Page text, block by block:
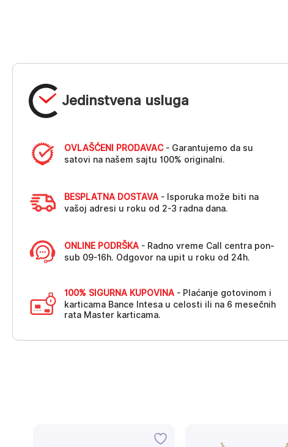
Jedinstvena usluga
OVLAŠĆENI PRODAVAC- Garantujemo da su
satovi na našem sajtu 100% originalni.
BESPLATNA DOSTAVA - Isporuka može biti na
vašoj adresi u roku od 2-3 radna dana.
ONLINE PODRŠKA - Radno vreme Call centra pon-
sub 09-16h. Odgovor na upit u roku od 24h.
100% SIGURNA KUPOVINA - Plaćanje gotovinom i
karticama Bance Intesa u celosti ili na 6 mesečnih
rata Master karticama.